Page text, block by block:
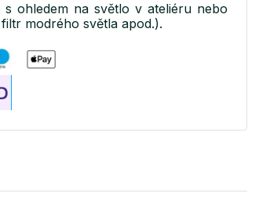
ohledem na světlo v ateliéru nebo
modrého světla apod.).